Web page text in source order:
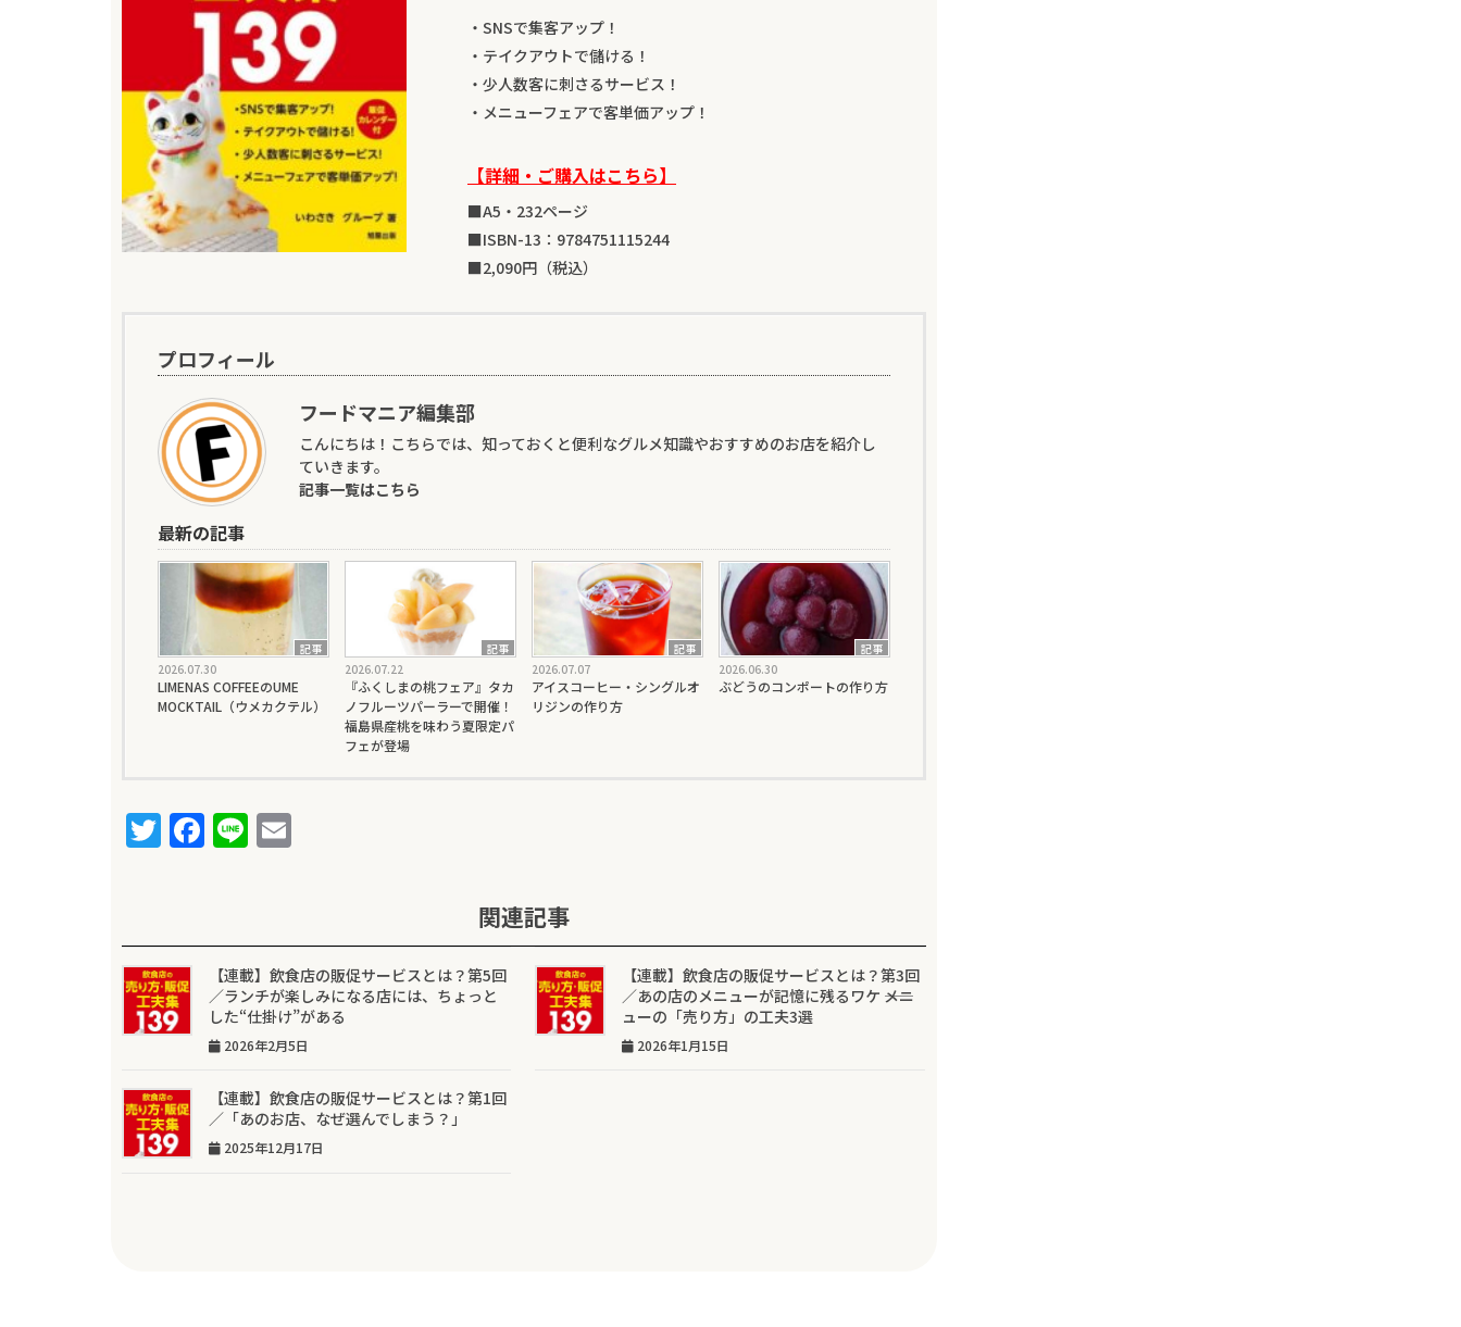
・SNSで集客アップ！
・テイクアウトで儲ける！
・少人数客に刺さるサービス！
・メニューフェアで客単価アップ！
【詳細・ご購入はこちら】
■A5・232ページ
■ISBN-13：9784751115244
■2,090円（税込）
プロフィール
フードマニア編集部
こんにちは！こちらでは、知っておくと便利なグルメ知識やおすすめのお店を紹介し
ていきます。
記事一覧はこちら
最新の記事
記事
2026.07.30
LIMENAS COFFEEのUME
MOCKTAIL（ウメカクテル）
記事
2026.07.22
『ふくしまの桃フェア』タカ
ノフルーツパーラーで開催！
福島県産桃を味わう夏限定パ
フェが登場
記事
2026.07.07
アイスコーヒー・シングルオ
リジンの作り方
記事
2026.06.30
ぶどうのコンポートの作り方
T
w
te
r
F
a
e
b
o
o
Li
n
l 関連記事
【連載】飲食店の販促サービスとは？第5回
／ランチが楽しみになる店には、ちょっと
した“仕掛け”がある
2026年2月5日
【連載】飲食店の販促サービスとは？第3回
／あの店のメニューが記憶に残るワケ ――メニ
ューの「売り方」の工夫3選
2026年1月15日
【連載】飲食店の販促サービスとは？第1回
／「あのお店、なぜ選んでしまう？」
2025年12月17日